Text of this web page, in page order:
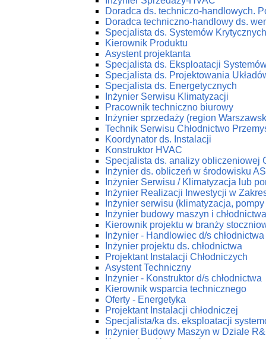
Doradca ds. techniczo-handlowych.
Doradca techniczno-handlowy ds.
Specjalista ds. Systemów Krytycznych
Kierownik Produktu
Asystent projektanta
Specjalista ds. Eksploatacji
Specjalista ds. Projektowania
Specjalista ds. Energetycznych
Inżynier Serwisu Klimatyzacji
Pracownik techniczno biurowy
Inżynier sprzedaży (region
Technik Serwisu Chłodnictwo
Koordynator ds. Instalacji
Konstruktor HVAC
Specjalista ds. analizy obliczeniowej
Inżynier ds. obliczeń w środowisku
Inżynier Serwisu / Klimatyzacja lub
Inżynier Realizacji Inwestycji w
Inżynier serwisu (klimatyzacja, pompy
Inżynier budowy maszyn i chłodnictwa
Kierownik projektu w branży
Inżynier - Handlowiec d/s chłodnictwa
Inżynier projektu ds. chłodnictwa
Projektant Instalacji Chłodniczych
Asystent Techniczny
Inżynier - Konstruktor d/s chłodnictwa
Kierownik wsparcia technicznego
Oferty - Energetyka
Projektant Instalacji chłodniczej
Specjalista/ka ds. eksploatacji
Inżynier Budowy Maszyn w Dziale